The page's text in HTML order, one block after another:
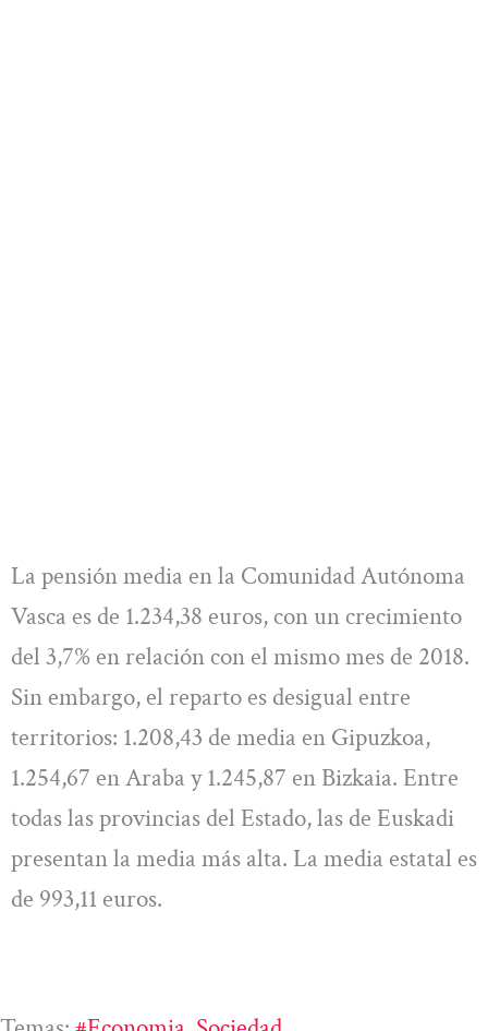
La pensión media en la Comunidad Autónoma
Vasca es de 1.234,38 euros, con un crecimiento
del 3,7% en relación con el mismo mes de 2018.
Sin embargo, el reparto es desigual entre
territorios: 1.208,43 de media en Gipuzkoa,
1.254,67 en Araba y 1.245,87 en Bizkaia. Entre
todas las provincias del Estado, las de Euskadi
presentan la media más alta. La media estatal es
de 993,11 euros.